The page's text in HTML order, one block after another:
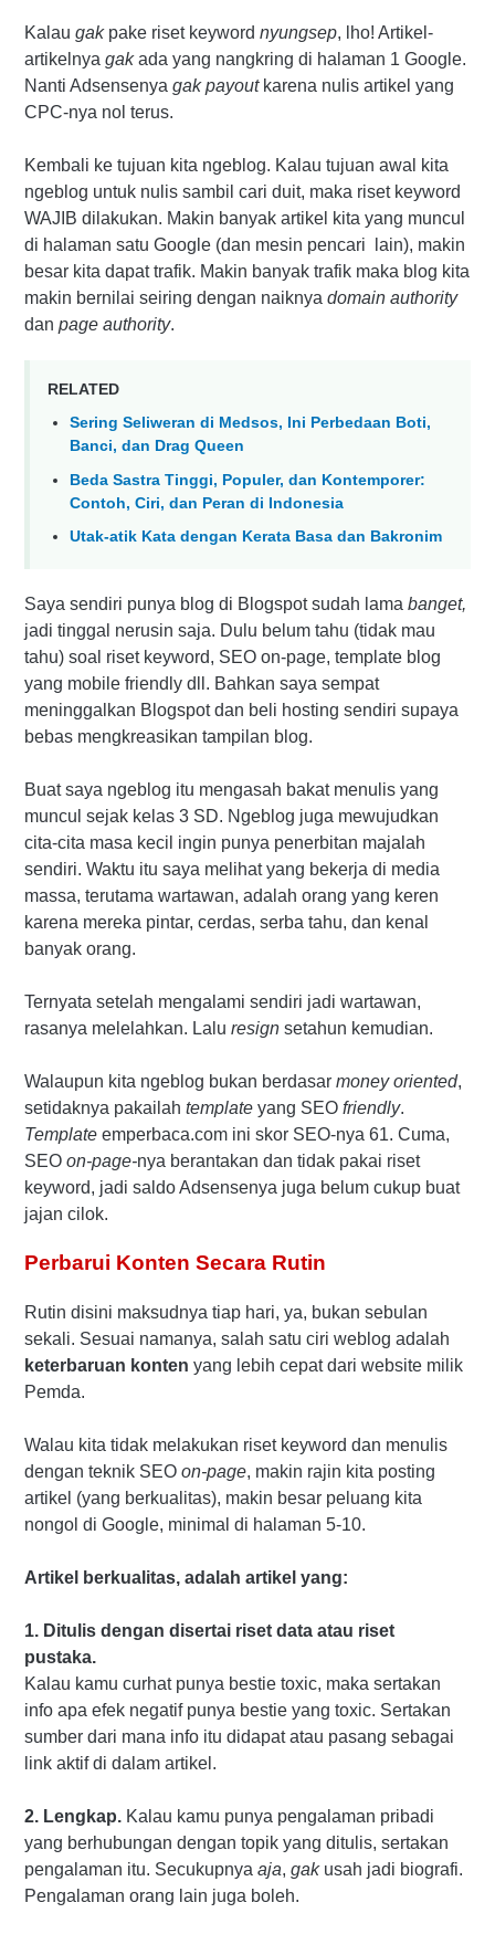
Kalau gakpake riset keyword nyungsep, lho! Artikel-
artikelnya gakada yang nangkring di halaman 1 Google.
Nanti Adsensenya gak payoutkarena nulis artikel yang
CPC-nya nol terus.
Kembali ke tujuan kita ngeblog. Kalau tujuan awal kita
ngeblog untuk nulis sambil cari duit, maka riset keyword
WAJIB dilakukan. Makin banyak artikel kita yang muncul
di halaman satu Google (dan mesin pencari lain), makin
besar kita dapat trafik. Makin banyak trafik maka blog kita
makin bernilai seiring dengan naiknya domain authority
dan page authority.
RELATED
Sering Seliweran di Medsos, Ini Perbedaan Boti,
Banci, dan Drag Queen
Beda Sastra Tinggi, Populer, dan Kontemporer:
Contoh, Ciri, dan Peran di Indonesia
Utak-atik Kata dengan Kerata Basa dan Bakronim
Saya sendiri punya blog di Blogspot sudah lama banget,
jadi tinggal nerusin saja. Dulu belum tahu (tidak mau
tahu) soal riset keyword, SEO on-page, template blog
yang mobile friendly dll. Bahkan saya sempat
meninggalkan Blogspot dan beli hosting sendiri supaya
bebas mengkreasikan tampilan blog.
Buat saya ngeblog itu mengasah bakat menulis yang
muncul sejak kelas 3 SD. Ngeblog juga mewujudkan
cita-cita masa kecil ingin punya penerbitan majalah
sendiri. Waktu itu saya melihat yang bekerja di media
massa, terutama wartawan, adalah orang yang keren
karena mereka pintar, cerdas, serba tahu, dan kenal
banyak orang.
Ternyata setelah mengalami sendiri jadi wartawan,
rasanya melelahkan. Lalu resign setahun kemudian.
Walaupun kita ngeblog bukan berdasar money oriented,
setidaknya pakailah template yang SEO friendly.
Template emperbaca.com ini skor SEO-nya 61. Cuma,
SEO on-page-nya berantakan dan tidak pakai riset
keyword, jadi saldo Adsensenya juga belum cukup buat
jajan cilok.
Perbarui Konten Secara Rutin
Rutin disini maksudnya tiap hari, ya, bukan sebulan
sekali. Sesuai namanya, salah satu ciri weblog adalah
keterbaruan konten yang lebih cepat dari website milik
Pemda.
Walau kita tidak melakukan riset keyword dan menulis
dengan teknik SEO on-page, makin rajin kita posting
artikel (yang berkualitas), makin besar peluang kita
nongol di Google, minimal di halaman 5-10.
Artikel berkualitas, adalah artikel yang:
1. Ditulis dengan disertai riset data atau riset
pustaka.
Kalau kamu curhat punya bestie toxic, maka sertakan
info apa efek negatif punya bestie yang toxic. Sertakan
sumber dari mana info itu didapat atau pasang sebagai
link aktif di dalam artikel.
2. Lengkap. Kalau kamu punya pengalaman pribadi
yang berhubungan dengan topik yang ditulis, sertakan
pengalaman itu. Secukupnya aja, gakusah jadi biografi.
Pengalaman orang lain juga boleh.